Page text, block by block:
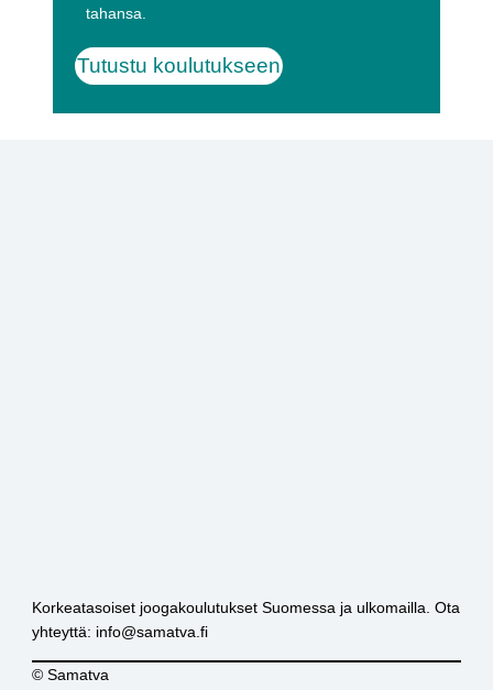
tahansa.
Tutustu koulutukseen
Korkeatasoiset joogakoulutukset Suomessa ja ulkomailla. Ota
yhteyttä: info@samatva.fi
© Samatva